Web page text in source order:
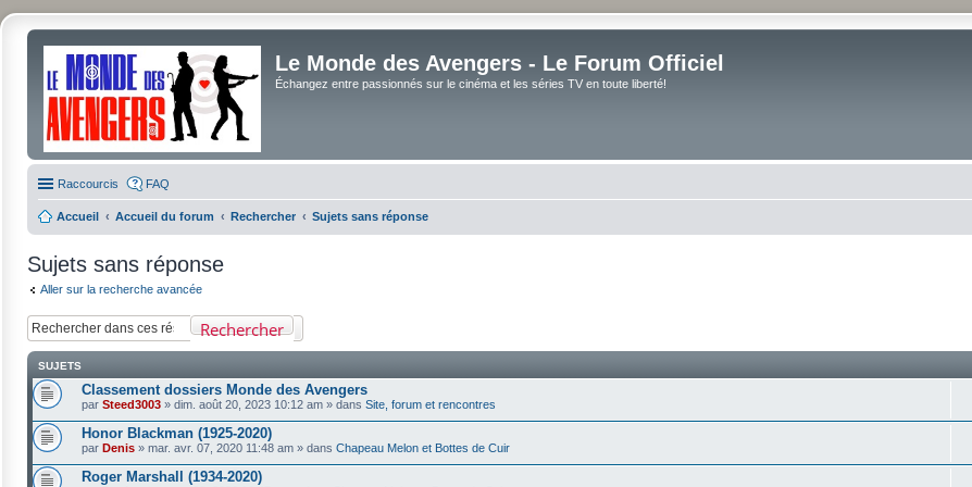
Le Monde des Avengers - Le Forum Officiel
Échangez entre passionnés sur le cinéma et les séries TV en toute liberté!
Raccourcis FAQ
Accueil Accueil du forum Rechercher Sujets sans réponse
Sujets sans réponse
Aller sur la recherche avancée
Rechercher
SUJETS
Classement dossiers Monde des Avengers
par Steed3003 » dim. août 20, 2023 10:12 am » dans Site, forum et rencontres
Honor Blackman (1925-2020)
par Denis » mar. avr. 07, 2020 11:48 am » dans Chapeau Melon et Bottes de Cuir
Roger Marshall (1934-2020)